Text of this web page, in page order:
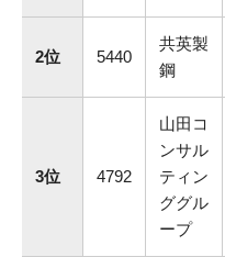
2位 5440
共英製
鋼
3位 4792
山田コ
ンサル
ティン
ググル
ープ